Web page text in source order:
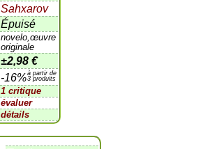
Sahxarov
Épuisé
novelo,œuvre
originale
±2,98 €
-16%à partir de
3 produits
1 critique
évaluer
détails